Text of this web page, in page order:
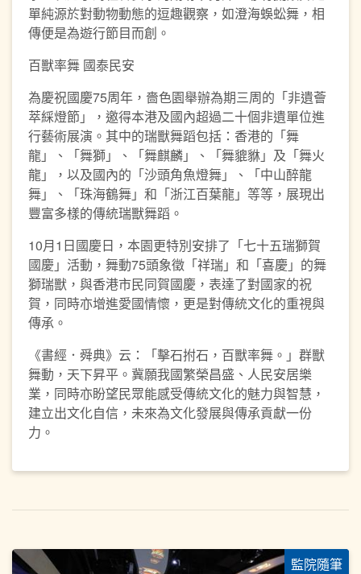
單純源於對動物動態的逗趣觀察，如澄海蜈蚣舞，相
傳便是為遊行節目而創。
百獸率舞 國泰民安
為慶祝國慶75周年，嗇色園舉辦為期三周的「非遺薈
萃綵燈節」，邀得本港及國內超過二十個非遺單位進
行藝術展演。其中的瑞獸舞蹈包括：香港的「舞
龍」、「舞獅」、「舞麒麟」、「舞貔貅」及「舞火
龍」，以及國內的「沙頭角魚燈舞」、「中山醉龍
舞」、「珠海鶴舞」和「浙江百葉龍」等等，展現出
豐富多樣的傳統瑞獸舞蹈。
10月1日國慶日，本園更特別安排了「七十五瑞獅賀
國慶」活動，舞動75頭象徵「祥瑞」和「喜慶」的舞
獅瑞獸，與香港市民同賀國慶，表達了對國家的祝
賀，同時亦增進愛國情懷，更是對傳統文化的重視與
傳承。
《書經．舜典》云：「擊石拊石，百獸率舞。」群獸
舞動，天下昇平。冀願我國繁榮昌盛、人民安居樂
業，同時亦盼望民眾能感受傳統文化的魅力與智慧，
建立出文化自信，未來為文化發展與傳承貢獻一份
力。
監院隨筆